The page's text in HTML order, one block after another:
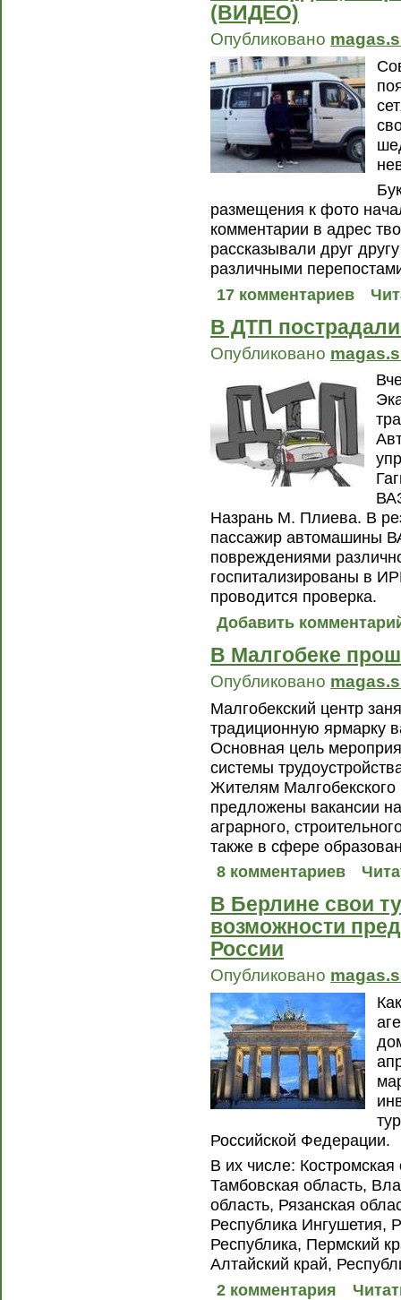
(ВИДЕО)
Опубликовано
размещения к фото
комментарии в адрес
рассказывали друг
различными
17 комментариев
В ДТП
Опубликовано
Назрань М. Плиева. В
пассажир автомашины
повреждениями
госпитализированы в
проводится проверка.
Добавить
В Малгобеке
Опубликовано
Малгобекский центр
традиционную ярмарку
Основная цель
системы
Жителям
предложены вакансии
аграрного,
также в сфере
8 комментариев
В Берлине свои
возможности
России
Опубликовано
Российской Федерации.
В их числе:
Тамбовская область,
область, Рязанская
Республика Ингушетия,
Республика, Пермский
Алтайский край,
2 комментария